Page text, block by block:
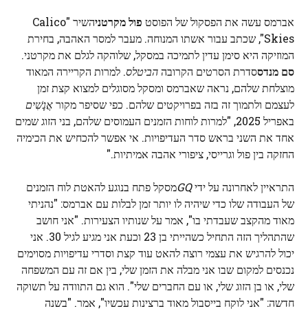
אברמס עשה את הפסקול של הפוסט פול מקרטני
השיר "Calico
Skies", שכתב עבור אשתו המנוחה. מעבר למסר האהבה, בחירת
המוזיקה היא סימן עדין לתמיכה במסקל, שלוהקה לגלם את מקרטני.
סם מנדססדרת הסרטים הקרובההביטלס. למרות הקריירה המאוד
מוצלחת שלהם, נראה שאברמס ומסקל מסוגלים למצוא קצת זמן
לעצמם ולתמוך זה בזה בפרויקטים שלהם. כפי שסיפר מקוראֲנָשִׁים
באפריל 2025, "למרות לוחות הזמנים העמוסים שלהם, בני הזוג שמים
אחד את השני בראש סדר העדיפויות. אי אפשר להכחיש את הכימיה
החזקה בין פול וגרייסי, ציפורי אהבה אמיתיות."
התראיין לאחרונה על ידיGQמסקל פתח בנוגע להאטת לוח הזמנים
של העבודה שלו כדי שיהיה לו יותר זמן לבלות עם אברמס: "נהניתי
מאוד מהקצב שעבדתי בו", אמר על שנותיו הצעירות. "אני חושב
שהתהליך הזה התחיל כשהייתי בן 23 וכעת אני מגיע לגיל 30. אני
יכול להרגיש את עצמי רוצה להאט עוד קצת וסדרי עדיפויות מסוימים
נכנסים למקום שבו אני מבלה את הזמן שלי, בין אם זה עם המשפחה
שלי, או בן הזוג שלי, או עם החברים שלי". הוא גם התוודה על תשוקה
חדשה: "אני לוקח בייסבול מאוד ברצינות עכשיו", אמר. "בשנה